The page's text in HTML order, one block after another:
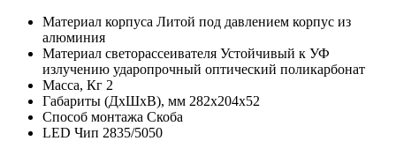
Материал корпуса Литой под давлением корпус из
алюминия
Материал светорассеивателя Устойчивый к УФ
излучению ударопрочный оптический поликарбонат
Масса, Кг 2
Габариты (ДхШхВ), мм 282x204x52
Способ монтажа Скоба
LED Чип 2835/5050